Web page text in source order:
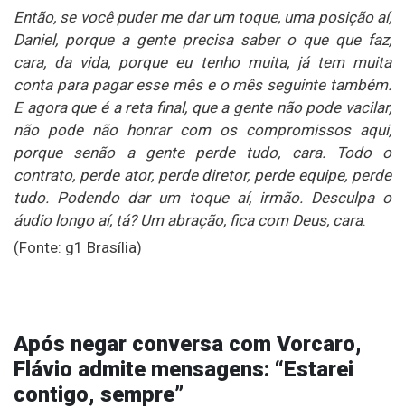
Então, se você puder me dar um toque, uma posição aí,
Daniel, porque a gente precisa saber o que que faz,
cara, da vida, porque eu tenho muita, já tem muita
conta para pagar esse mês e o mês seguinte também.
E agora que é a reta final, que a gente não pode vacilar,
não pode não honrar com os compromissos aqui,
porque senão a gente perde tudo, cara. Todo o
contrato, perde ator, perde diretor, perde equipe, perde
tudo. Podendo dar um toque aí, irmão. Desculpa o
áudio longo aí, tá? Um abração, fica com Deus, cara.
(Fonte: g1 Brasília)
Após negar conversa com Vorcaro,
Flávio admite mensagens: “Estarei
contigo, sempre”